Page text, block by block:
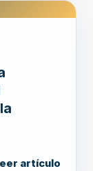
artículo